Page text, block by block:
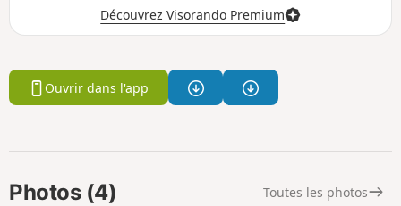
Découvrez Visorando Premium
Ouvrir dans l'app
Photos (4) Toutes les photos